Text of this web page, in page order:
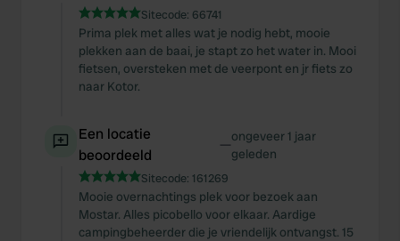
Sitecode: 66741
Prima plek met alles wat je nodig hebt, mooie
plekken aan de baai, je stapt zo het water in. Mooi
fietsen, oversteken met de veerpont en jr fiets zo
naar Kotor.
Een locatie
beoordeeld
—ongeveer 1 jaar
geleden
Sitecode: 161269
Mooie overnachtings plek voor bezoek aan
Mostar. Alles picobello voor elkaar. Aardige
campingbeheerder die je vriendelijk ontvangst. 15